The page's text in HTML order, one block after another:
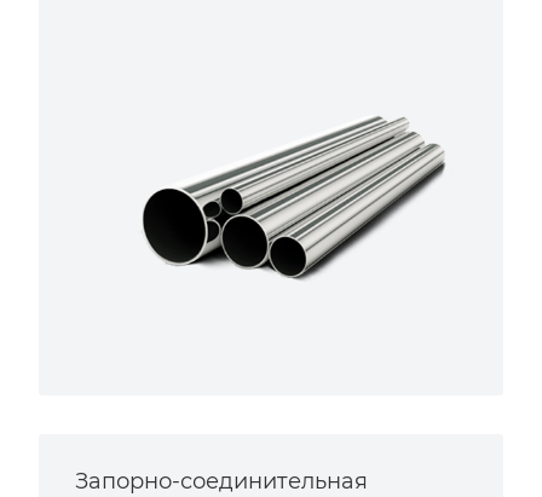
Запорно-соединительная